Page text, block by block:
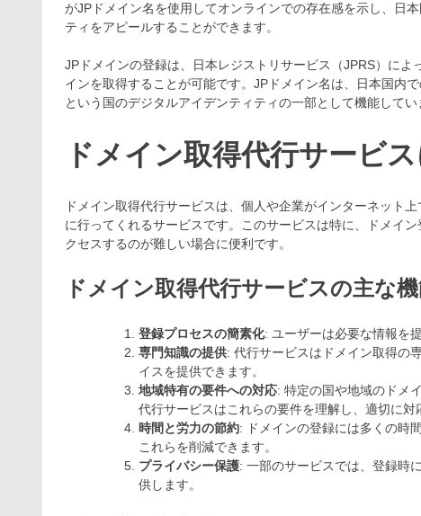
がJPドメイン名を使用してオンラインでの存在感を示し、日
ティをアピールすることができます。
JPドメインの登録は、日本レジストリサービス（JPRS）に
インを取得することが可能です。JPドメイン名は、日本国内
という国のデジタルアイデンティティの一部として機能してい
ドメイン取得代行サービ
ドメイン取得代行サービスは、個人や企業がインターネット
に行ってくれるサービスです。このサービスは特に、ドメイ
クセスするのが難しい場合に便利です。
ドメイン取得代行サービスの主な
登録プロセスの簡素化: ユーザーは必要な情報を
専門知識の提供: 代行サービスはドメイン取得の
イスを提供できます。
地域特有の要件への対応: 特定の国や地域のドメ
代行サービスはこれらの要件を理解し、適切に対
時間と労力の節約: ドメインの登録には多くの時
これらを削減できます。
プライバシー保護: 一部のサービスでは、登録時
供します。